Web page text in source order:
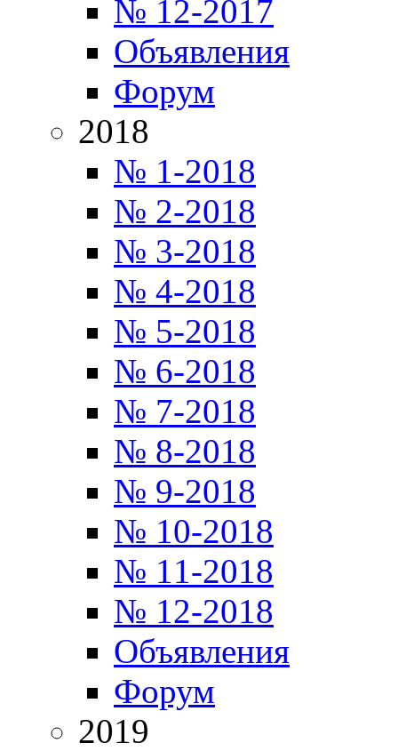
№ 12-2017
Объявления
Форум
2018
№ 1-2018
№ 2-2018
№ 3-2018
№ 4-2018
№ 5-2018
№ 6-2018
№ 7-2018
№ 8-2018
№ 9-2018
№ 10-2018
№ 11-2018
№ 12-2018
Объявления
Форум
2019